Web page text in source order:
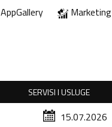
AppGallery Marketing
SERVISI I USLUGE
15.07.2026